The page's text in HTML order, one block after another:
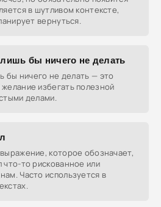
в шутливом контексте,
вернуться.
бы ничего не делать
бы ничего не делать — это
избегать полезной
делами.
которое обозначает,
то рискованное или
Часто используется в